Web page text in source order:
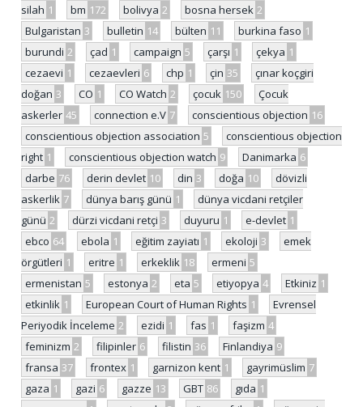
silah 1 bm 172 bolivya 2 bosna hersek 2
Bulgaristan 3 bulletin 14 bülten 11 burkina faso 1
burundi 2 çad 1 campaign 5 çarşı 1 çekya 1
cezaevi 1 cezaevleri 6 chp 1 çin 35
çınar koçgiri
doğan 3 CO 1 CO Watch 2 çocuk 150
Çocuk
askerler 45 connection e.V 7 conscientious objection 16
conscientious objection association 5
conscientious objection
right 1 conscientious objection watch 9 Danimarka 6
darbe 76 derin devlet 10 din 3 doğa 10
dövizli
askerlik 7 dünya barış günü 1
dünya vicdani retçiler
günü 2 dürzi vicdani retçi 3 duyuru 1 e-devlet 1
ebco 64 ebola 1 eğitim zayiatı 1 ekoloji 3
emek
örgütleri 1 eritre 1 erkeklik 18 ermeni 5
ermenistan 5 estonya 2 eta 5 etiyopya 4 Etkiniz 1
etkinlik 1 European Court of Human Rights 1
Evrensel
Periyodik İnceleme 2 ezidi 1 fas 1 faşizm 4
feminizm 2 filipinler 6 filistin 36 Finlandiya 9
fransa 37 frontex 1 garnizon kent 1 gayrimüslim 7
gaza 1 gazi 6 gazze 13 GBT 86 gıda 1